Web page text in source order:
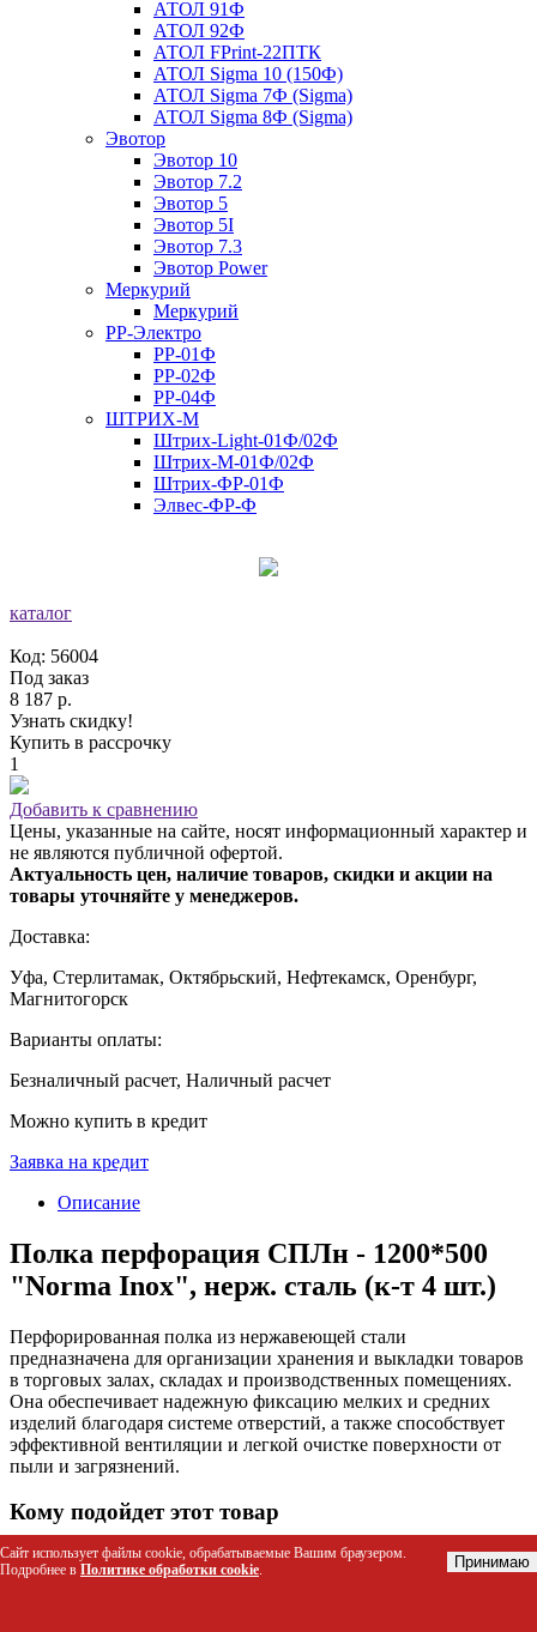
АТОЛ 91Ф
АТОЛ 92Ф
АТОЛ FPrint-22ПТК
АТОЛ Sigma 10 (150Ф)
АТОЛ Sigma 7Ф (Sigma)
АТОЛ Sigma 8Ф (Sigma)
Эвотор
Эвотор 10
Эвотор 7.2
Эвотор 5
Эвотор 5I
Эвотор 7.3
Эвотор Power
Меркурий
Меркурий
РР-Электро
РР-01Ф
РР-02Ф
РР-04Ф
ШТРИХ-М
Штрих-Light-01Ф/02Ф
Штрих-М-01Ф/02Ф
Штрих-ФР-01Ф
Элвес-ФР-Ф
каталог
Код: 56004
Под заказ
8 187 р.
Узнать скидку!
Купить в рассрочку
1
Добавить к сравнению
Цены, указанные на сайте, носят информационный характер и
не являются публичной офертой.
Актуальность цен, наличие товаров, скидки и акции на
товары уточняйте у менеджеров.
Доставка:
Уфа, Стерлитамак, Октябрьский, Нефтекамск, Оренбург,
Магнитогорск
Варианты оплаты:
Безналичный расчет, Наличный расчет
Можно купить в кредит
Заявка на кредит
Описание
Полка перфорация СПЛн - 1200*500
"Norma Inox", нерж. сталь (к-т 4 шт.)
Перфорированная полка из нержавеющей стали
предназначена для организации хранения и выкладки товаров
в торговых залах, складах и производственных помещениях.
Она обеспечивает надежную фиксацию мелких и средних
изделий благодаря системе отверстий, а также способствует
эффективной вентиляции и легкой очистке поверхности от
пыли и загрязнений.
Кому подойдет этот товар
Торговые сети и супермаркеты для оснащения
стеллажей и витрин
Сайт использует файлы cookie, обрабатываемые Вашим браузером.
Подробнее в Политике обработки cookie. Принимаю